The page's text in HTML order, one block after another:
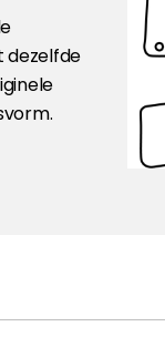
dezelfde